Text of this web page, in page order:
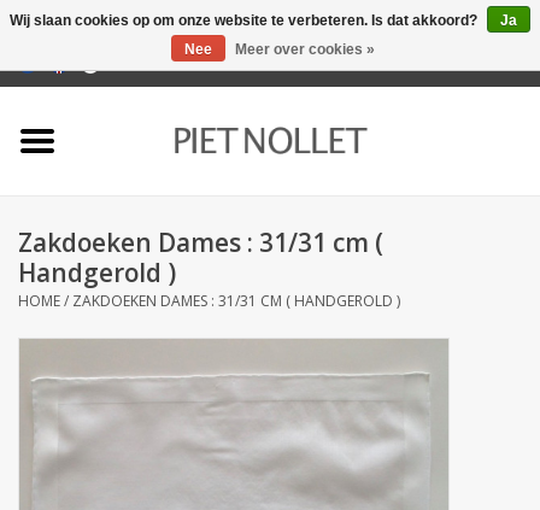
Badlinnen
Tafellinnen
Keukenlinnen
Zakdoeken Dames : 31/31 cm (
Handgerold )
HOME/ ZAKDOEKEN DAMES : 31/31 CM ( HANDGEROLD )
Wij slaan cookies op om onze website te verbeteren. Is dat akkoord?
Ja
Nee
Meer over cookies »